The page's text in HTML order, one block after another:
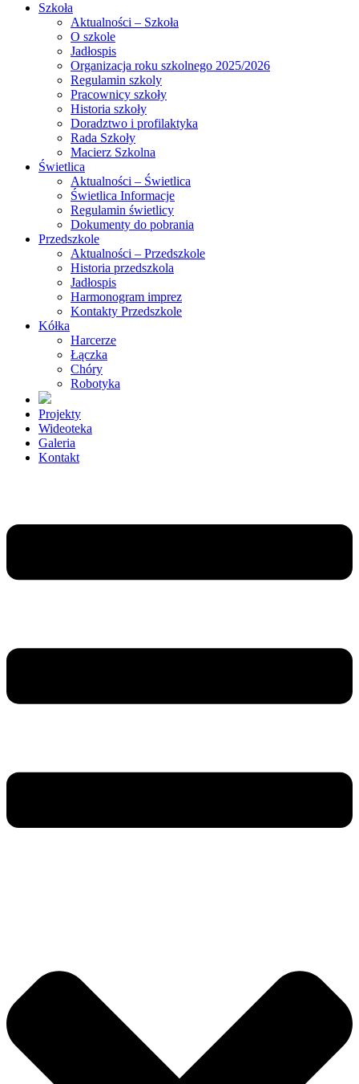
Szkoła
Aktualności – Szkoła
O szkole
Jadłospis
Organizacja roku szkolnego 2025/2026
Regulamin szkoly
Pracownicy szkoły
Historia szkoły
Doradztwo i profilaktyka
Rada Szkoły
Macierz Szkolna
Świetlica
Aktualności – Świetlica
Świetlica Informacje
Regulamin świetlicy
Dokumenty do pobrania
Przedszkole
Aktualności – Przedszkole
Historia przedszkola
Jadłospis
Harmonogram imprez
Kontakty Przedszkole
Kółka
Harcerze
Łączka
Chóry
Robotyka
Projekty
Wideoteka
Galeria
Kontakt